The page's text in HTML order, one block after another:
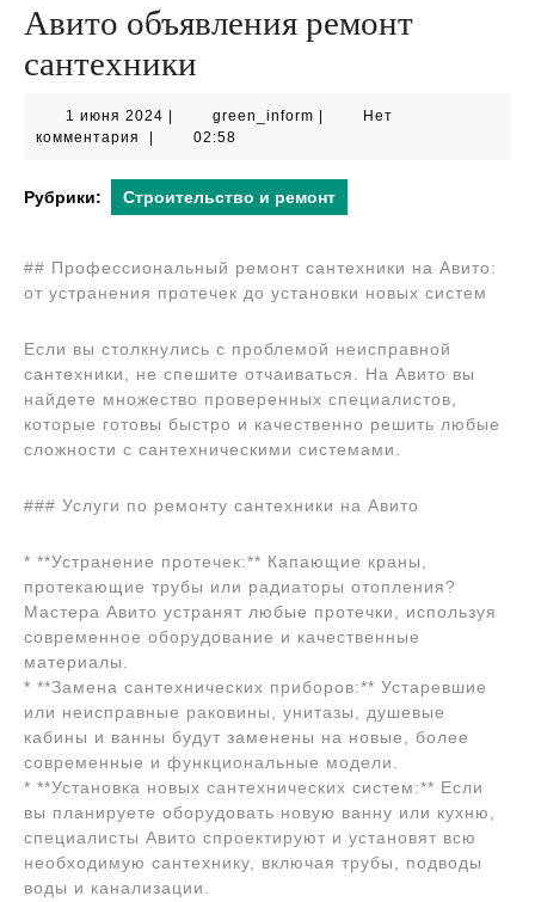
Авито объявления ремонт
сантехники
1 июня 2024 1
июня
green_informgreen_inform
Нет
комментария
02:58
Рубрики: Строительство и ремонт
## Профессиональный ремонт сантехники на Авито:
от устранения протечек до установки новых систем
Если вы столкнулись с проблемой неисправной
сантехники, не спешите отчаиваться. На Авито вы
найдете множество проверенных специалистов,
которые готовы быстро и качественно решить любые
сложности с сантехническими системами.
### Услуги по ремонту сантехники на Авито
* **Устранение протечек:** Капающие краны,
протекающие трубы или радиаторы отопления?
Мастера Авито устранят любые протечки, используя
современное оборудование и качественные
материалы.
* **Замена сантехнических приборов:** Устаревшие
или неисправные раковины, унитазы, душевые
кабины и ванны будут заменены на новые, более
современные и функциональные модели.
* **Установка новых сантехнических систем:** Если
вы планируете оборудовать новую ванну или кухню,
специалисты Авито спроектируют и установят всю
необходимую сантехнику, включая трубы, подводы
воды и канализации.